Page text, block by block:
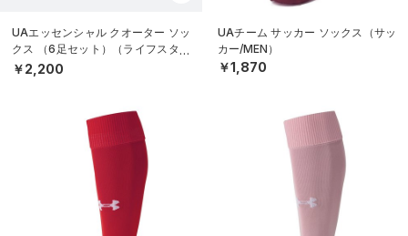
UAエッセンシャル クオーター ソッ
クス （6足セット）（ライフスタイ
ル/KIDS）
￥2,200
UAチーム サッカー ソックス（サッ
カー/MEN）
￥1,870